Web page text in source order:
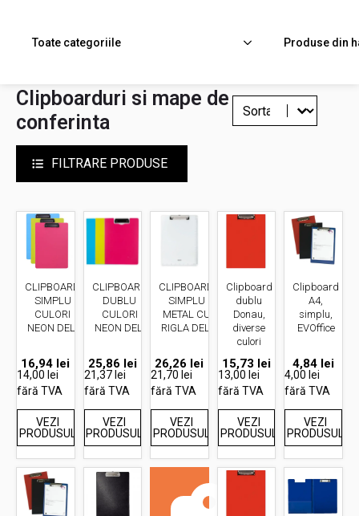
Toate categoriile Produse din
Clipboarduri si mape de
conferinta
Filtreaza
Sort content
FILTRARE PRODUSE
CLIPBOARD
SIMPLU
CULORI
NEON DELI
16,94 lei
14,00 lei
fără TVA
VEZI
PRODUSUL
CLIPBOARD
DUBLU
CULORI
NEON DELI
25,86 lei
21,37 lei
fără TVA
VEZI
PRODUSUL
CLIPBOARD
SIMPLU
METAL CU
RIGLA DELI
26,26 lei
21,70 lei
fără TVA
VEZI
PRODUSUL
Clipboard
dublu
Donau,
diverse
culori
15,73 lei
13,00 lei
fără TVA
VEZI
PRODUSUL
Clipboard
A4,
simplu,
EVOffice
4,84 lei
4,00 lei
fără TVA
VEZI
PRODUSUL